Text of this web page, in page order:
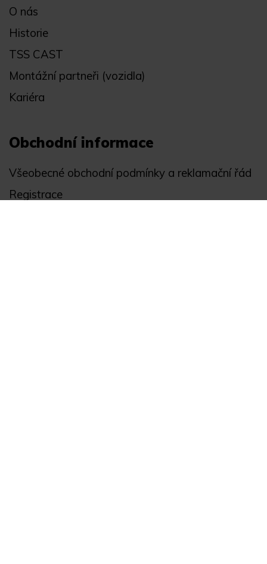
O nás
Historie
TSS CAST
Montážní partneři (vozidla)
Kariéra
Obchodní informace
Všeobecné obchodní podmínky a reklamační řád
Registrace